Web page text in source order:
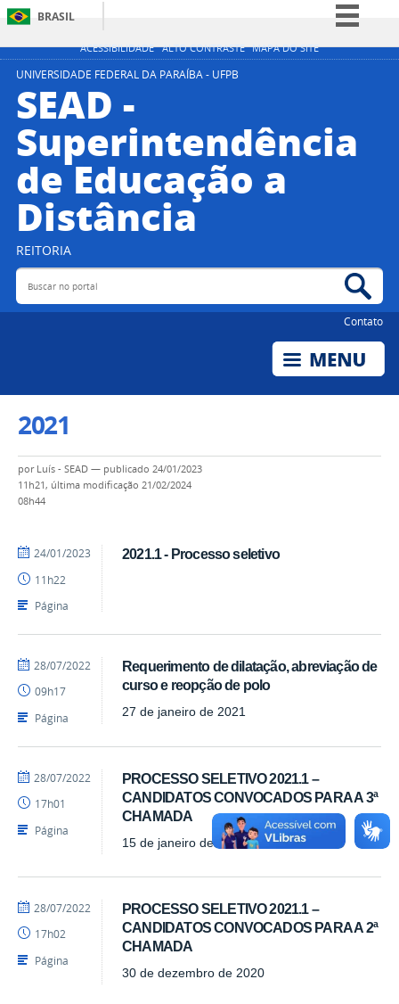
ACESSIBILIDADE ALTO CONTRASTE MAPA DO SITE
BRASIL
Simplifique!
Acesso à informação
Legislação
Canais
UNIVERSIDADE FEDERAL DA PARAÍBA - UFPB
SEAD -
Superintendência
de Educação a
Distância
REITORIA
Buscar no portal
Contato
2021
por Luís - SEAD — publicado 24/01/2023
11h21, última modificação 21/02/2024
08h44
2021.1 - Processo seletivo
por
-
SEAD
publicado
24/01/2023
11h22
Página
Requerimento de dilatação, abreviação de
curso e reopção de polo
27 de janeiro de 2021
por
-
SEAD
publicado
28/07/2022
09h17
Página
PROCESSO SELETIVO 2021.1 –
CANDIDATOS CONVOCADOS PARA A 3ª
CHAMADA
15 de janeiro de 2021
por
-
SEAD
publicado
28/07/2022
17h01
Página
PROCESSO SELETIVO 2021.1 –
CANDIDATOS CONVOCADOS PARA A 2ª
CHAMADA
30 de dezembro de 2020
por
-
SEAD
publicado
28/07/2022
17h02
Página